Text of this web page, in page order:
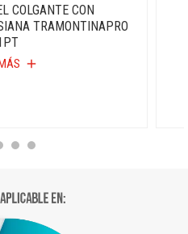
COLGANTE CON
TRAMONTINAPRO
add